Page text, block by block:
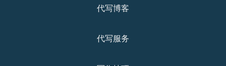
代写博客
代写服务